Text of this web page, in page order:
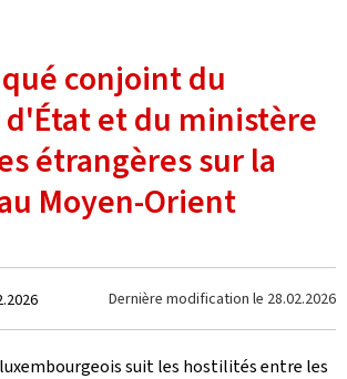
conjoint du
et du ministère
étrangères sur la
Moyen-Orient
Dernière modification le 28.02.2026
suit les hostilités entre les